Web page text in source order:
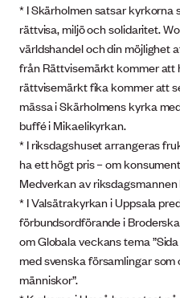
* I Skärholmen satsar
rättvisa, miljö och solidaritet.
världshandel och din möjlighet
från Rättvisemärkt kommer att
rättvisemärkt fika kommer att
mässa i Skärholmens kyrka
buffé i Mikaelikyrkan.
* I riksdagshuset arrangeras
ha ett högt pris – om
Medverkan av riksdagsmannen
* I Valsätrakyrkan i Uppsala
förbundsordförande i
om Globala veckans tema
med svenska församlingar
människor”.